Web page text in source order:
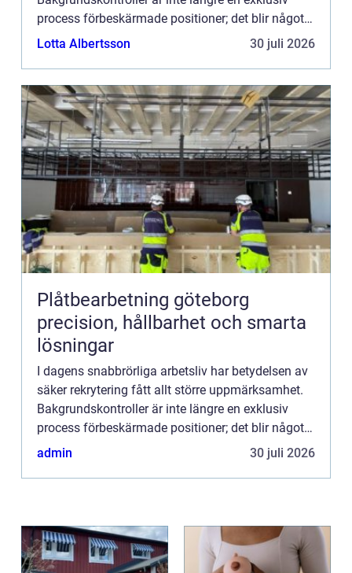
process förbeskärmade positioner; det blir något
al...
Lotta Albertsson 30 juli 2026
Plåtbearbetning göteborg
precision, hållbarhet och smarta
lösningar
I dagens snabbrörliga arbetsliv har betydelsen av
säker rekrytering fått allt större uppmärksamhet.
Bakgrundskontroller är inte längre en exklusiv
process förbeskärmade positioner; det blir något
al...
admin 30 juli 2026